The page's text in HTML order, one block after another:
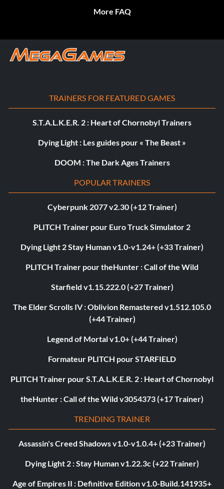
More FAQ
TRAINERS FOR FEATURED GAMES
S.T.A.L.K.E.R. 2 : Heart of Chornobyl Trainers
Dying Light : Les guides pour « The Beast »
DOOM : The Dark Ages Trainers
POPULAR TRAINERS
Cyberpunk 2077 v2.30 (+12 Trainer)
PLITCH Trainer pour Euro Truck Simulator 2
Dying Light 2 Stay Human v1.0-v1.24+ (+33 Trainer)
PLITCH Trainer pour theHunter : Call of the Wild
Starfield v1.15.222.0 (+27 Trainer)
The Elder Scrolls IV : Oblivion Remastered v1.512.105.0
(+44 Trainer)
Legend of Mortal v1.0+ (+44 Trainer)
Formateur PLITCH pour STARFIELD
PLITCH Trainer pour S.T.A.L.K.E.R. 2 : Heart of Chornobyl
theHunter : Call of the Wild v3054373 (+17 Trainer)
TRENDING TRAINER
Assassin's Creed Shadows v1.0-v1.0.4+ (+23 Trainer)
Dying Light 2 : Stay Human v1.22.3c (+22 Trainer)
Age of Empires II : Definitive Edition v1.0-Build.141935+